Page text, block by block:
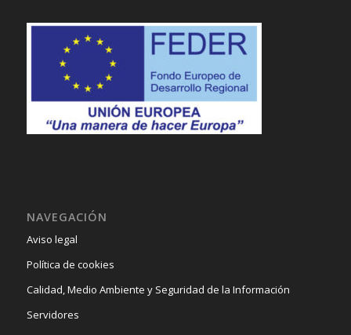
NAVEGACIÓN
Aviso legal
Política de cookies
Calidad, Medio Ambiente y Seguridad de la Información
Servidores